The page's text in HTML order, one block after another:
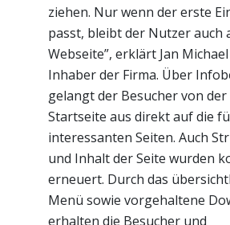
ziehen. Nur wenn der erste
passt, bleibt der Nutzer auch
Webseite”, erklärt Jan
Inhaber der Firma. Über
gelangt der Besucher von der
Startseite aus direkt auf die
interessanten Seiten. Auch
und Inhalt der Seite wurden
erneuert. Durch das
Menü sowie vorgehaltene
erhalten die Besucher und